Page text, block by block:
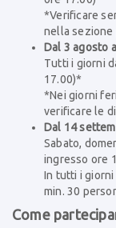
*Verificare
nella sezione
Dal 3 agosto
Tutti i giorni
17.00)*
*Nei giorni
verificare le
Dal 14
Sabato,
ingresso ore
In tutti i
min. 30
Come